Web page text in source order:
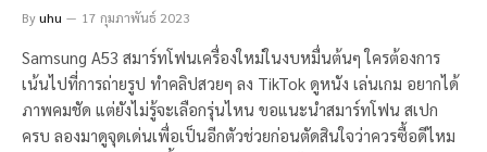
Byuhu 17 กุมภาพันธ์ 2023
Samsung A53 สมาร์ทโฟนเครื่องใหม่ในงบหมื่นต้นๆ ใครต้องการ
เน้นไปที่การถ่ายรูป ทำคลิปสวยๆ ลง TikTok ดูหนัง เล่นเกม อยากได้
ภาพคมชัด แต่ยังไม่รู้จะเลือกรุ่นไหน ขอแนะนำสมาร์ทโฟน สเปก
ครบ ลองมาดูจุดเด่นเพื่อเป็นอีกตัวช่วยก่อนตัดสินใจว่าควรซื้อดีไหม